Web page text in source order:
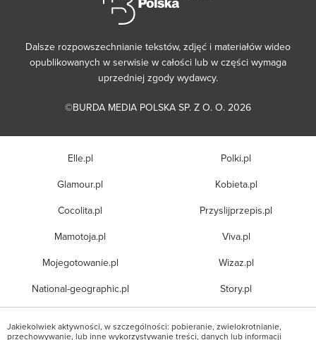
Dalsze rozpowszechnianie tekstów, zdjęć i materiałów wideo
opublikowanych w serwisie w całości lub w części wymaga
uprzedniej zgody wydawcy.
©BURDA MEDIA POLSKA SP. Z O. O. 2026
Elle.pl
Glamour.pl
Cocolita.pl
Mamotoja.pl
Mojegotowanie.pl
National-geographic.pl
Polki.pl
Kobieta.pl
Przyslijprzepis.pl
Viva.pl
Wizaz.pl
Story.pl
Jakiekolwiek aktywności, w szczególności: pobieranie, zwielokrotnianie,
przechowywanie, lub inne wykorzystywanie treści, danych lub informacji